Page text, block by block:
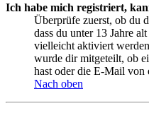
Ich habe mich registriert,
Überprüfe zuerst, ob du
dass du unter 13 Jahre
vielleicht aktiviert
wurde dir mitgeteilt, ob
hast oder die E-Mail von
Nach oben